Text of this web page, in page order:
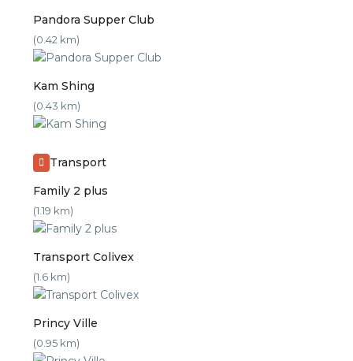
Pandora Supper Club
(0.42 km)
Kam Shing
(0.43 km)
Transport
Family 2 plus
(1.19 km)
Transport Colivex
(1.6 km)
Princy Ville
(0.95 km)